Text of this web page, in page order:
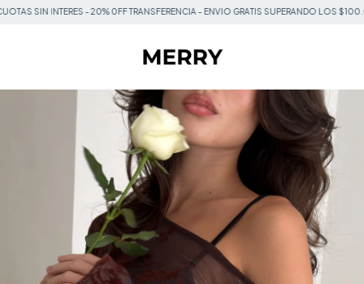
- 20% 0FF TRANSFERENCIA - ENVIO GRATIS SUPERANDO LOS $100.000 3